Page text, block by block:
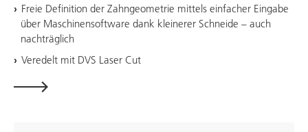
Freie Definition der Zahngeometrie mittels einfacher Eingabe
über Maschinensoftware dank kleinerer Schneide – auch
nachträglich
Veredelt mit DVS Laser Cut